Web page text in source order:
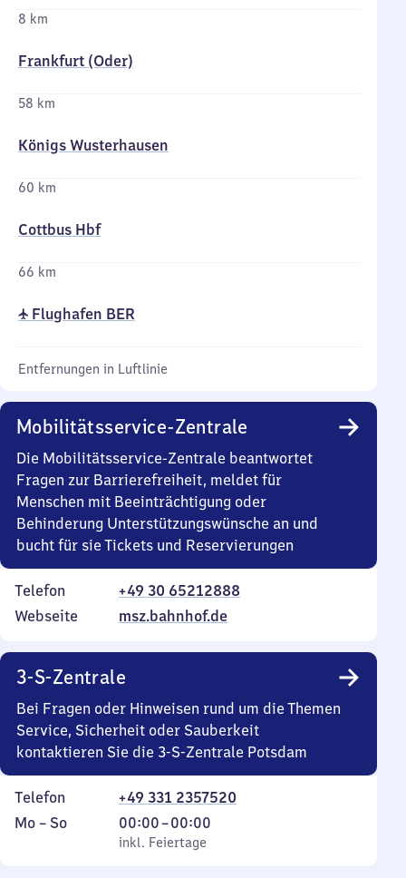
8 km
Frankfurt (Oder)
58 km
Königs Wusterhausen
60 km
Cottbus Hbf
66 km
✈ Flughafen BER
Entfernungen in Luftlinie
Mobilitätsservice-Zentrale
Die Mobilitätsservice-Zentrale beantwortet
Fragen zur Barrierefreiheit, meldet für
Menschen mit Beeinträchtigung oder
Behinderung Unterstützungswünsche an und
bucht für sie Tickets und Reservierungen
Telefon
+49 30 65212888
Webseite
msz.bahnhof.de
3-S-Zentrale
Bei Fragen oder Hinweisen rund um die Themen
Service, Sicherheit oder Sauberkeit
kontaktieren Sie die 3-S-Zentrale Potsdam
Telefon
+49 331 2357520
Montag
Mo – So,
inkl. Feiertage
00:00–00:00
Von
0
inkl. Feiertage